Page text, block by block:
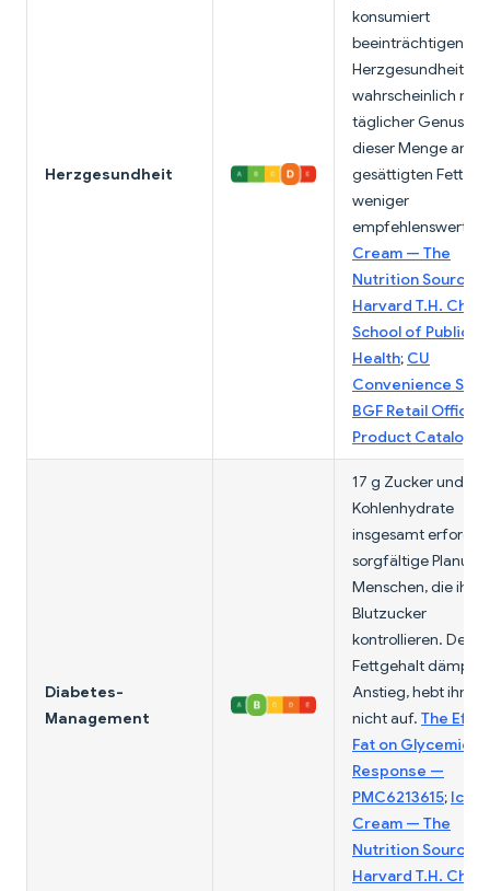
Herzgesundheit
konsumiert
beeinträchtigen die
Herzgesundheit
wahrscheinlich
täglicher Genuss
dieser Menge an
gesättigten Fetten
weniger
empfehlenswert.
Cream — The
Nutrition Source,
Harvard T.H. Chan
School of Public
Health; CU
Convenience
BGF Retail Official
Product Catalog
Diabetes-
Management
17 g Zucker und 28
Kohlenhydrate
insgesamt
sorgfältige
Menschen, die ihren
Blutzucker
kontrollieren. Der
Fettgehalt dämpft
Anstieg, hebt ihn
nicht auf. The
Fat on Glycemic
Response —
PMC6213615; Ice
Cream — The
Nutrition Source,
Harvard T.H. Chan